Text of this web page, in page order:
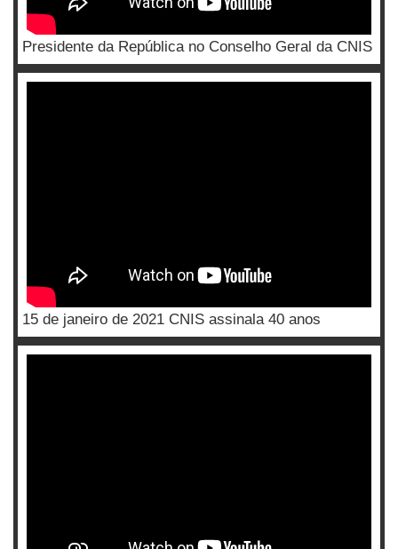
Presidente da República no Conselho Geral da CNIS
15 de janeiro de 2021 CNIS assinala 40 anos